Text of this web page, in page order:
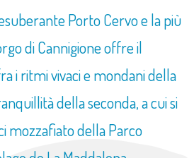
Porto Cervo e la più
di Cannigione offre il
i ritmi vivaci e mondani della
della seconda, a cui si
mozzafiato della Parco